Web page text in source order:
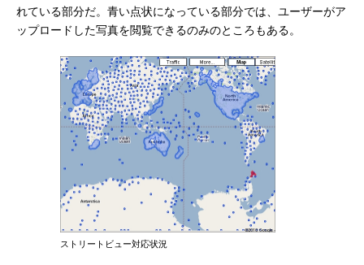
れている部分だ。青い点状になっている部分では、ユーザーがア
ップロードした写真を閲覧できるのみのところもある。
ストリートビュー対応状況